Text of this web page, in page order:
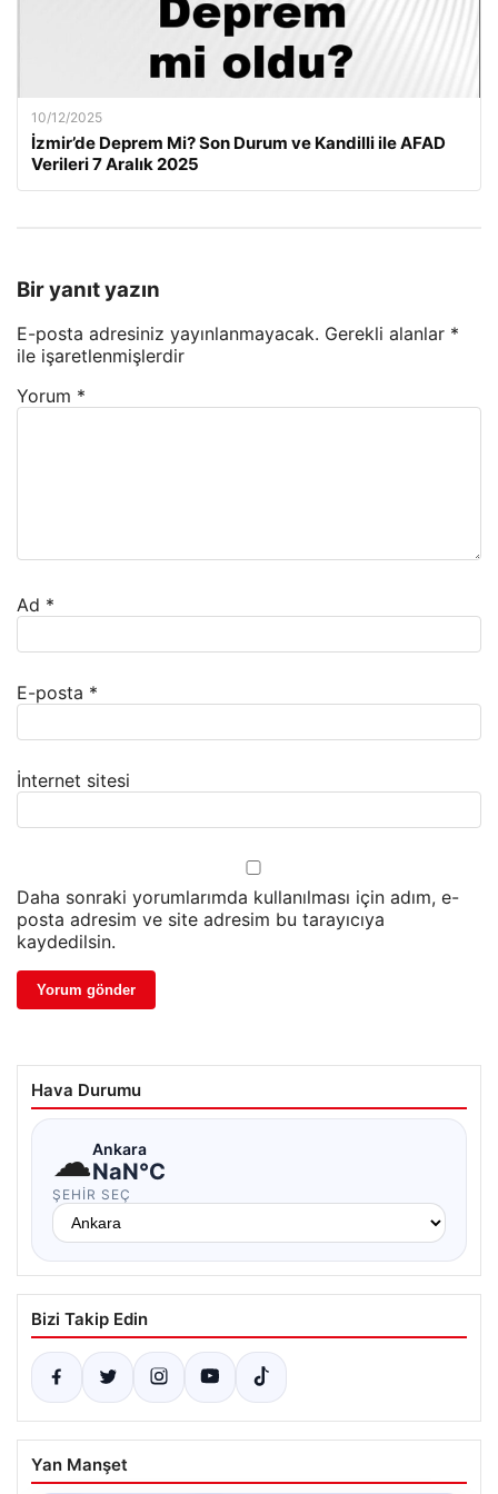
10/12/2025
İzmir’de Deprem Mi? Son Durum ve Kandilli ile AFAD
Verileri 7 Aralık 2025
Bir yanıt yazın
E-posta adresiniz yayınlanmayacak. Gerekli alanlar *
ile işaretlenmişlerdir
Yorum *
Ad *
E-posta *
İnternet sitesi
Daha sonraki yorumlarımda kullanılması için adım, e-
posta adresim ve site adresim bu tarayıcıya
kaydedilsin.
Hava Durumu
☁Ankara
NaN°C
ŞEHIR SEÇ
Bizi Takip Edin
Yan Manşet